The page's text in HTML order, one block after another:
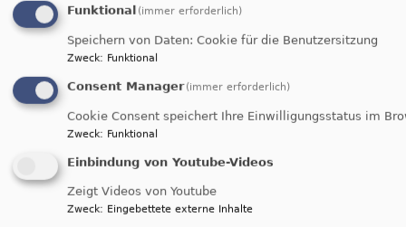
BIC: GENODEF1HO1
Iban: DE35 7806 0896 0008 2119 65
Verwendungszweck: Spende - Ostturm Kirche
Spendenportal:
Funktional (immer erforderlich)
Speichern von Daten: Cookie für die Benutzersitzung
Zweck: Funktional
Consent Manager (immer erforderlich)
Cookie Consent speichert Ihre Einwilligungsstatus im
Zweck: Funktional
Einbindung von Youtube-Videos
Zeigt Videos von Youtube
Zweck: Eingebettete externe Inhalte